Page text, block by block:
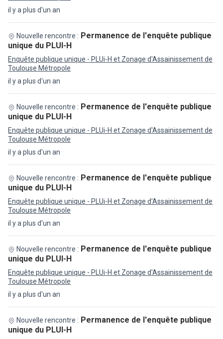
il y a plus d'un an
il y a plus d'un an
Nouvelle rencontre : Permanence de l'enquête publique
unique du PLUI-H
Enquête publique unique - PLUi-H et Zonage d'Assainissement de
Toulouse Métropole
il y a plus d'un an
Nouvelle rencontre : Permanence de l'enquête publique
unique du PLUI-H
Enquête publique unique - PLUi-H et Zonage d'Assainissement de
Toulouse Métropole
il y a plus d'un an
Nouvelle rencontre : Permanence de l'enquête publique
unique du PLUI-H
Enquête publique unique - PLUi-H et Zonage d'Assainissement de
Toulouse Métropole
il y a plus d'un an
Nouvelle rencontre : Permanence de l'enquête publique
unique du PLUI-H
Enquête publique unique - PLUi-H et Zonage d'Assainissement de
Toulouse Métropole
Nouvelle rencontre : Permanence de l'enquête publique
unique du PLUI-H